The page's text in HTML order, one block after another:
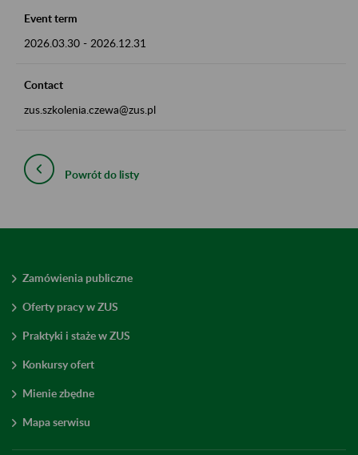
Event term
2026.03.30 - 2026.12.31
Contact
zus.szkolenia.czewa@zus.pl
Powrót do listy
Zamówienia publiczne
Oferty pracy w ZUS
Praktyki i staże w ZUS
Konkursy ofert
Mienie zbędne
Mapa serwisu